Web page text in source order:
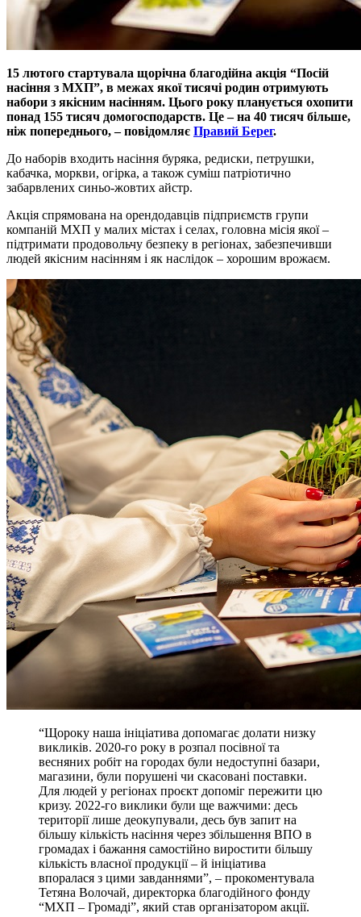
15 лютого стартувала щорiчна благодiйна акцiя “Посiй
насiння з МХП”, в межах якої тисячi родин отримують
набори з якiсним насiнням. Цього року планується охопити
понад 155 тисяч домогосподарств. Це – на 40 тисяч бiльше,
нiж попереднього, – повідомляє Правий Берег.
До наборiв входить насiння буряка, редиски, петрушки,
кабачка, моркви, огiрка, а також сумiш патрiотично
забарвлених синьо-жовтих айстр.
Акцiя спрямована на орендодавцiв пiдприємств групи
компанiй МХП у малих мiстах i селах, головна мiсiя якої –
пiдтримати продовольчу безпеку в регiонах, забезпечивши
людей якiсним насiнням i як наслiдок – хорошим врожаєм.
“Щороку наша iнiцiатива допомагає долати низку
викликiв. 2020-го року в розпал посiвної та
весняних робiт на городах були недоступнi базари,
магазини, були порушенi чи скасованi поставки.
Для людей у регiонах проєкт допомiг пережити цю
кризу. 2022-го виклики були ще важчими: десь
територiї лише деокупували, десь був запит на
бiльшу кiлькiсть насiння через збiльшення ВПО в
громадах i бажання самостiйно виростити бiльшу
кiлькiсть власної продукцiї – й iнiцiатива
впоралася з цими завданнями”, – прокоментувала
Тетяна Волочай, директорка благодiйного фонду
“МХП – Громадi”, який став органiзатором акцiї.